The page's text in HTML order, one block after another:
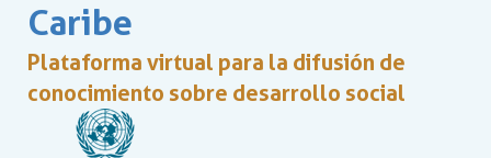
Caribe
Plataforma virtual para la difusión de
conocimiento sobre desarrollo social